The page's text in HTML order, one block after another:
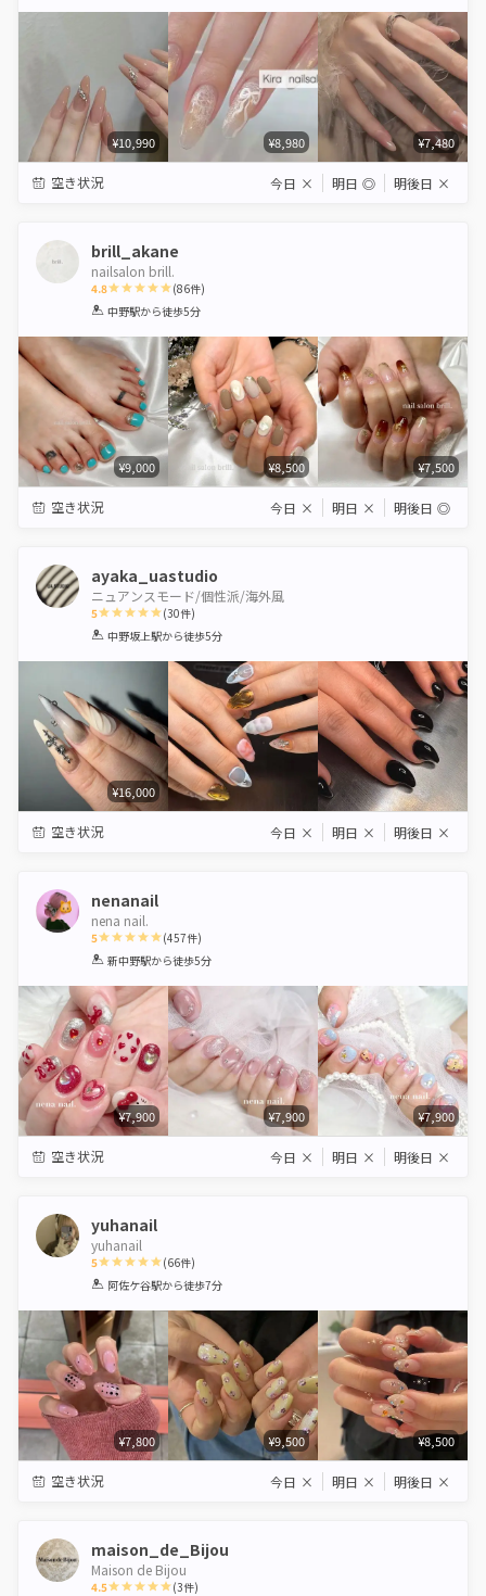
¥10,990 ¥8,980 ¥7,480
空き状況 今日 × 明日 ◎ 明後日 ×
brill_akane
nailsalon brill.
4.8
1 2 3 4 5
(86件)
中野駅から徒歩5分
¥9,000 ¥8,500 ¥7,500
空き状況 今日 × 明日 × 明後日 ◎
ayaka_uastudio
ニュアンスモード/個性派/海外風
5
1 2 3 4 5
(30件)
中野坂上駅から徒歩5分
¥16,000
空き状況 今日 × 明日 × 明後日 ×
nenanail
nena nail.
5
1 2 3 4 5
(457件)
新中野駅から徒歩5分
¥7,900 ¥7,900 ¥7,900
空き状況 今日 × 明日 × 明後日 ×
yuhanail
yuhanail
5
1 2 3 4 5
(66件)
阿佐ケ谷駅から徒歩7分
¥7,800 ¥9,500 ¥8,500
空き状況 今日 × 明日 × 明後日 ×
maison_de_Bijou
Maison de Bijou
4.5 (3件)